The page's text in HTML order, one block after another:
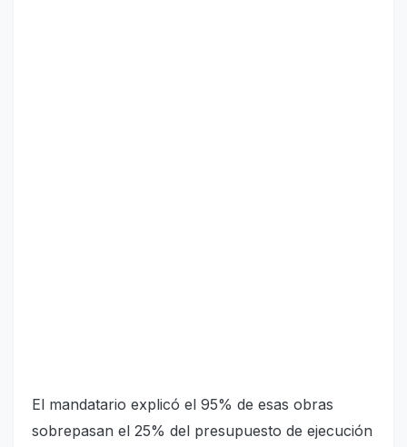
El mandatario explicó el 95% de esas obras
sobrepasan el 25% del presupuesto de ejecución